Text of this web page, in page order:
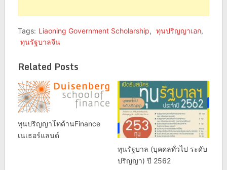
Tags: Liaoning Government Scholarship, ทุนปริญญาเอก,
ทุนรัฐบาลจีน
Related Posts
ทุนปริญญาโทด้านFinance
เนเธอร์แลนด์
ทุนรัฐบาล (บุคคลทั่วไป ระดับ
ปริญญา) ปี 2562